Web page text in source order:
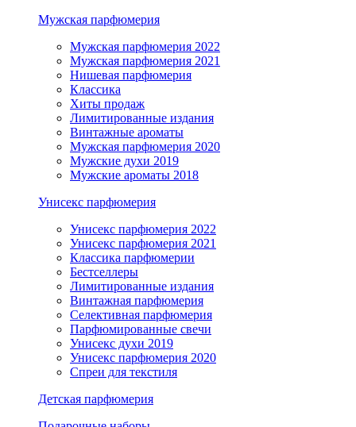
Мужская парфюмерия
Мужская парфюмерия 2022
Мужская парфюмерия 2021
Нишевая парфюмерия
Классика
Хиты продаж
Лимитированные издания
Винтажные ароматы
Мужская парфюмерия 2020
Мужские духи 2019
Мужские ароматы 2018
Унисекс парфюмерия
Унисекс парфюмерия 2022
Унисекс парфюмерия 2021
Классика парфюмерии
Бестселлеры
Лимитированные издания
Винтажная парфюмерия
Селективная парфюмерия
Парфюмированные свечи
Унисекс духи 2019
Унисекс парфюмерия 2020
Спреи для текстиля
Детская парфюмерия